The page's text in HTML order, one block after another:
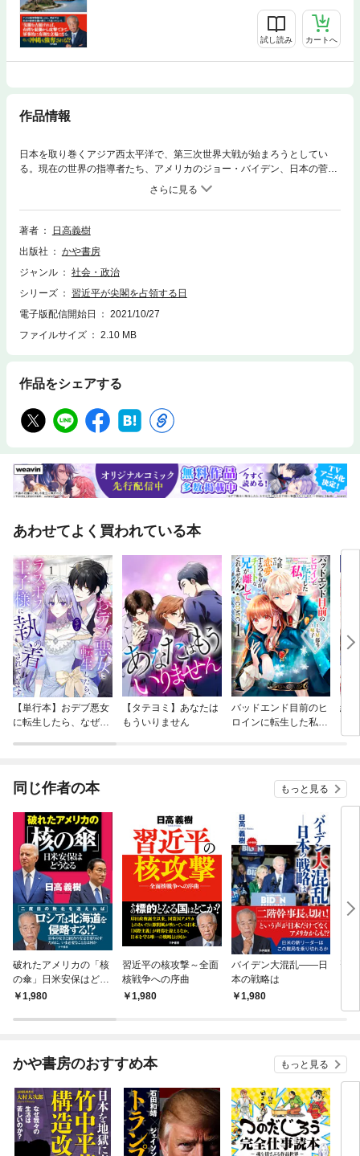
試し読み カートへ
作品情報
日本を取り巻くアジア西太平洋で、第三次世界大戦が始まろうとしてい
る。現在の世界の指導者たち、アメリカのジョー・バイデン、日本の菅義
偉、ロシアのウラジミール・プーチン、中国の習近平といった人々は、こ
れまでの歴史上の指導者たちと比べて明らかにその能力が劣り、洞察力
も、想像力をも持っているとは思われない。第三次世界大戦は、人類と世
界の滅亡に直結している。その恐ろしさの幾分かでも示すことができれば
戦争が始まる◎第二章 中国の台湾占領は失敗する◎第三章 アメリカの先端
技術が中国を圧倒する◎第四章 世界中が習近平の敵になった◎第五章 アメ
と安定を取り戻す日本のメディアが報じないワシントン発極秘情報!
著者
日高義樹
出版社
かや書房
ジャンル
社会・政治
シリーズ
習近平が尖閣を占領する日
電子版配信開始日
2021/10/27
ファイルサイズ
2.10 MB
作品をシェアする
あわせてよく買われている本
【単行本】おデブ悪女
に転生したら、なぜか
【タテヨミ】あなたは
もういりません
バッドエンド目前のヒ
ロインに転生した私、
結
同じ作者の本 もっと見る
破れたアメリカの「核
の傘」日米安保はどう
なる1,980
習近平の核攻撃～全面
核戦争への序曲
1,980
バイデン大混乱――日
本の戦略は
1,980
習
かや書房のおすすめ本 もっと見る